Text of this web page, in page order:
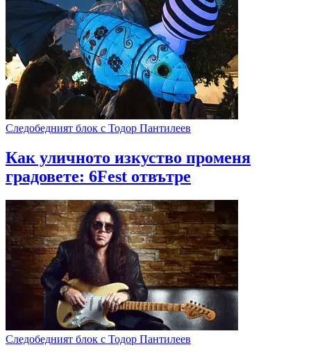
Следобедният блок с Тодор Пантилеев
Как уличното изкуство променя
градовете: 6Fest отвътре
Следобедният блок с Тодор Пантилеев